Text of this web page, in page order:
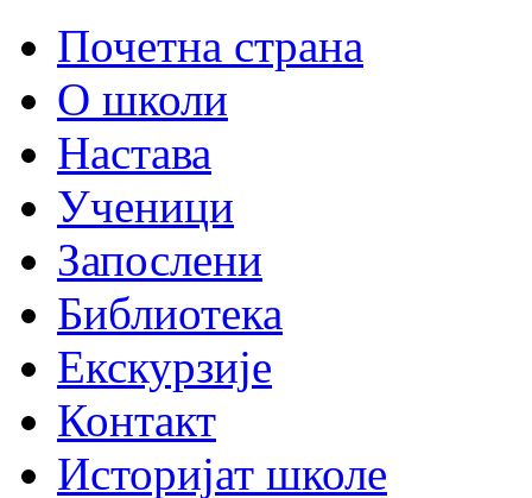
Почетна страна
О школи
Настава
Ученици
Запослени
Библиотека
Екскурзије
Контакт
Историјат школе